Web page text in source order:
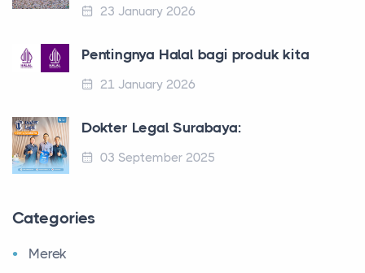
23 January 2026
Pentingnya Halal bagi produk kita
21 January 2026
Dokter Legal Surabaya:
03 September 2025
Categories
Merek